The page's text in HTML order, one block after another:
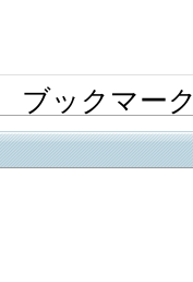
ブックマー